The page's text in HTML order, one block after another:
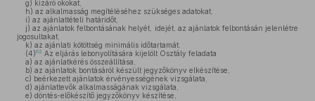
g) kizáró okokat,
h) az alkalmasság megítéléséhez szükséges adatokat,
i) az ajánlattételi határidőt,
j) az ajánlatok felbontásának helyét, idejét, az ajánlatok felbontásán jelenlétre
jogosultakat,
k) az ajánlati kötöttség minimális időtartamát.
(4)62 Az eljárás lebonyolítására kijelölt Osztály feladata
a) az ajánlatkérés összeállítása,
b) az ajánlatok bontásáról készült jegyzőkönyv elkészítése,
c) beérkezett ajánlatok érvényességének vizsgálata,
d) ajánlattevők alkalmasságának vizsgálata,
e) döntés-előkészítő jegyzőkönyv készítése,